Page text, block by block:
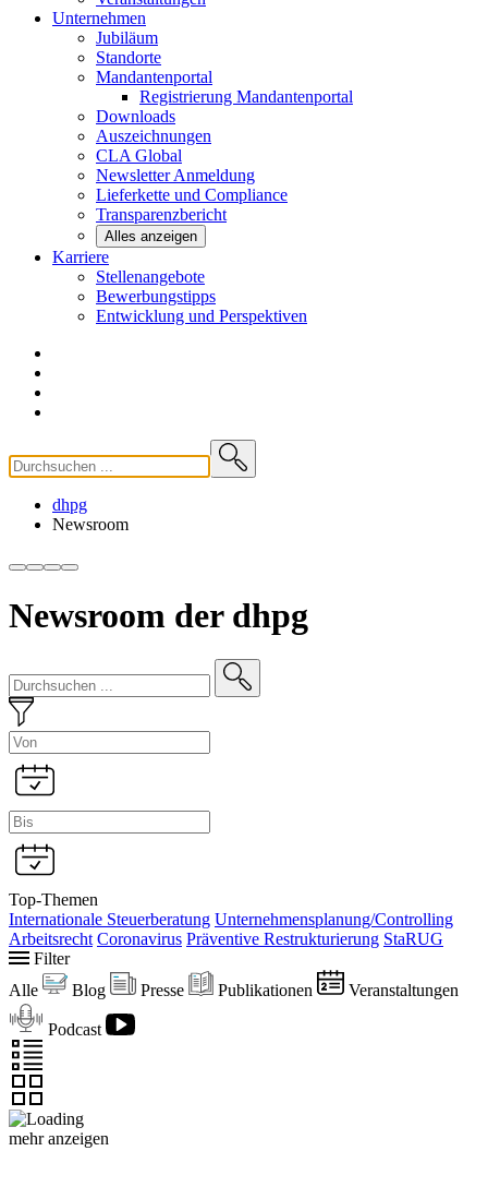
Unternehmen
Jubiläum
Standorte
Mandantenportal
Registrierung Mandantenportal
Downloads
Auszeichnungen
CLAGlobal
NewsletterAnmeldung
Lieferkette und Compliance
Transparenzbericht
Alles anzeigen
Karriere
Stellenangebote
Bewerbungstipps
Entwicklung und Perspektiven
dhpg
Newsroom
Newsroom der dhpg
Top-Themen
Internationale Steuerberatung Unternehmensplanung/Controlling
Arbeitsrecht Coronavirus Präventive Restrukturierung StaRUG
Filter
Alle
Blog Presse Publikationen Veranstaltungen
Podcast
mehr anzeigen